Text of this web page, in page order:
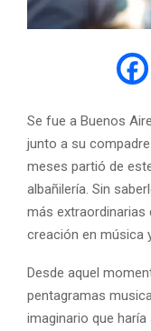
Se fue a Buenos
junto a su
meses partió de
albañilería. Sin
más extraordinarias
creación en música
Desde aquel
pentagramas
imaginario que